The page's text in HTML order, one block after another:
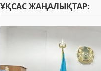
ҰҚСАС ЖАҢАЛЫҚТАР: